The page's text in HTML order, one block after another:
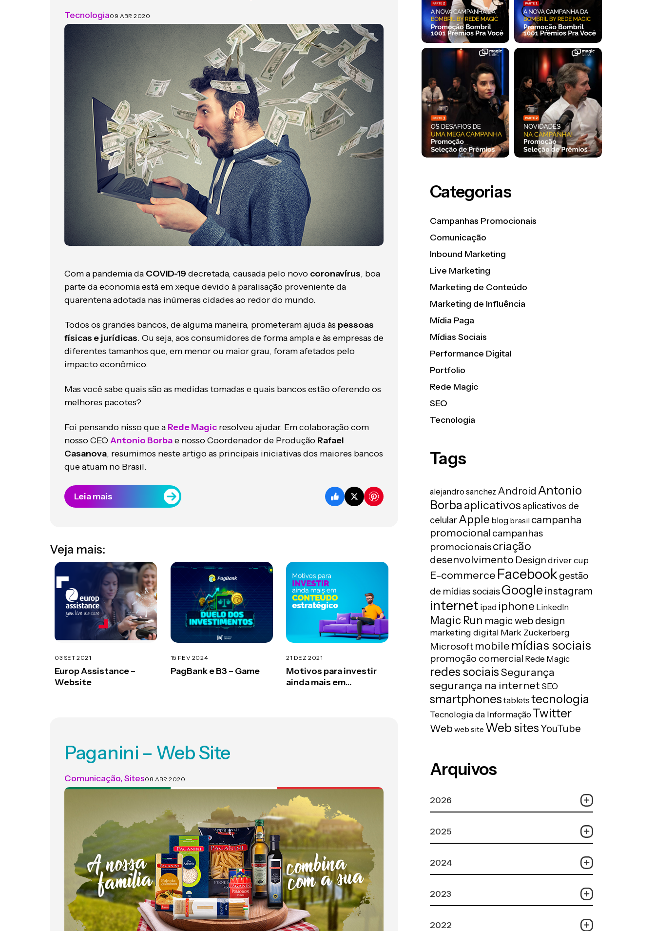
Tecnologia09 ABR 2020
Com a pandemia da COVID-19 decretada, causada pelo novo coronavírus, boa
parte da economia está em xeque devido à paralisação proveniente da
quarentena adotada nas inúmeras cidades ao redor do mundo.
Todos os grandes bancos, de alguma maneira, prometeram ajuda às pessoas
físicas e jurídicas. Ou seja, aos consumidores de forma ampla e às empresas de
diferentes tamanhos que, em menor ou maior grau, foram afetados pelo
impacto econômico.
Mas você sabe quais são as medidas tomadas e quais bancos estão oferendo os
melhores pacotes?
Foi pensando nisso que a Rede Magic resolveu ajudar. Em colaboração com
nosso CEO Antonio Borbae nosso Coordenador de Produção Rafael
Casanova, resumimos neste artigo as principais iniciativas dos maiores bancos
que atuam no Brasil.
Leia mais
Veja mais:
03 SET 2021
Europ Assistance –
Website
15 FEV 2024
PagBank e B3 – Game
21 DEZ 2021
Motivos para investir
ainda mais em
Paganini – Web Site
Comunicação, Sites08 ABR 2020
Categorias
Campanhas Promocionais
Comunicação
Inbound Marketing
Live Marketing
Marketing de Conteúdo
Marketing de Influência
Mídia Paga
Mídias Sociais
Performance Digital
Portfolio
Rede Magic
SEO
Tecnologia
Tags
alejandro sanchez Android Antonio
Borbaaplicativos aplicativos de
celular Apple blog brasil campanha
promocional campanhas
promocionaiscriação
desenvolvimento Designdriver cup
E-commerce Facebookgestão
de mídias sociaisGoogle instagram
internet ipad iphone LinkedIn
Magic Run magic web design
marketing digital Mark Zuckerberg
Microsoft mobile mídias sociais
promoção comercial Rede Magic
redes sociaisSegurança
segurança na internet SEO
smartphones tablets tecnologia
Tecnologia da InformaçãoTwitter
Web web site Web sitesYouTube
Arquivos
2026
2025
2024
2023
2022